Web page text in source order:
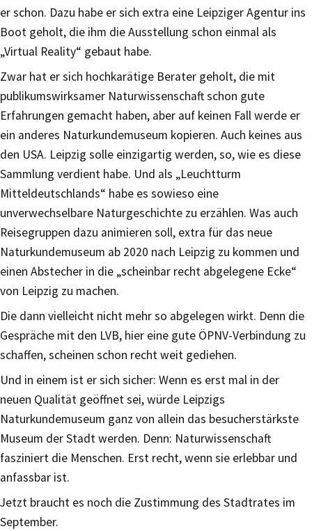
er schon. Dazu habe er sich extra eine Leipziger Agentur ins
Boot geholt, die ihm die Ausstellung schon einmal als
„Virtual Reality“ gebaut habe.
Zwar hat er sich hochkarätige Berater geholt, die mit
publikumswirksamer Naturwissenschaft schon gute
Erfahrungen gemacht haben, aber auf keinen Fall werde er
ein anderes Naturkundemuseum kopieren. Auch keines aus
den USA. Leipzig solle einzigartig werden, so, wie es diese
Sammlung verdient habe. Und als „Leuchtturm
Mitteldeutschlands“ habe es sowieso eine
unverwechselbare Naturgeschichte zu erzählen. Was auch
Reisegruppen dazu animieren soll, extra für das neue
Naturkundemuseum ab 2020 nach Leipzig zu kommen und
einen Abstecher in die „scheinbar recht abgelegene Ecke“
von Leipzig zu machen.
Die dann vielleicht nicht mehr so abgelegen wirkt. Denn die
Gespräche mit den LVB, hier eine gute ÖPNV-Verbindung zu
schaffen, scheinen schon recht weit gediehen.
Und in einem ist er sich sicher: Wenn es erst mal in der
neuen Qualität geöffnet sei, würde Leipzigs
Naturkundemuseum ganz von allein das besucherstärkste
Museum der Stadt werden. Denn: Naturwissenschaft
fasziniert die Menschen. Erst recht, wenn sie erlebbar und
anfassbar ist.
Jetzt braucht es noch die Zustimmung des Stadtrates im
September.